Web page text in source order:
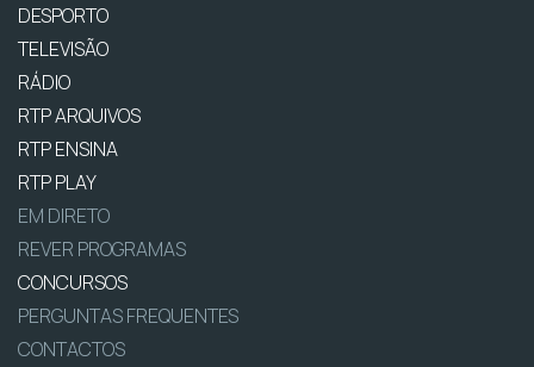
DESPORTO
TELEVISÃO
RÁDIO
RTP ARQUIVOS
RTP ENSINA
RTP PLAY
EM DIRETO
REVER PROGRAMAS
CONCURSOS
PERGUNTAS FREQUENTES
CONTACTOS